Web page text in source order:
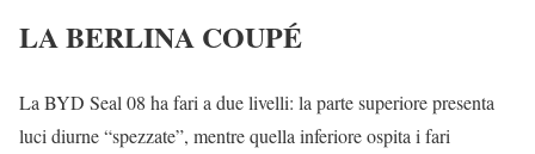
LA BERLINA COUPÉ
La BYD Seal 08 ha fari a due livelli: la parte superiore presenta
luci diurne “spezzate”, mentre quella inferiore ospita i fari